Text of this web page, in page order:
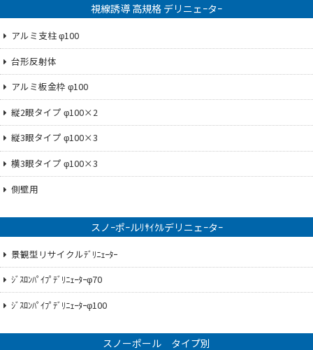
視線誘導 高規格 デリニェｰタｰ
アルミ支柱 φ100
台形反射体
アルミ板金枠 φ100
縦2眼タイプ φ100×2
縦3眼タイプ φ100×3
横3眼タイプ φ100×3
側壁用
スノｰポｰルﾘｻｲｸﾙデリニェｰタｰ
景観型リサイクルﾃﾞﾘﾆｪｰﾀｰ
ｼﾞｽﾛﾝﾊﾟｲﾌﾟﾃﾞﾘﾆｪｰﾀｰφ70
ｼﾞｽﾛﾝﾊﾟｲﾌﾟﾃﾞﾘﾆｪｰﾀｰφ100
スノーポール タイプ別